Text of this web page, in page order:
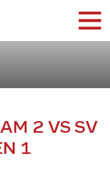
2 VS SV
1